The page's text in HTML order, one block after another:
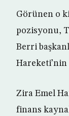
Görünen o
pozisyonu,
Berri
Zira Emel
finans